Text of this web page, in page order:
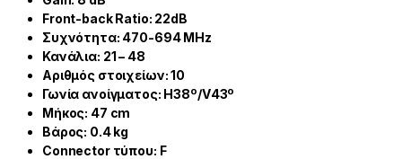
Front-back Ratio: 22dB
Συχνότητα: 470-694 MHz
Κανάλια: 21 – 48
Αριθμός στοιχείων: 10
Γωνία ανοίγματος: H38º/V43º
Μήκος: 47 cm
Βάρος: 0.4 kg
Connector τύπου: F